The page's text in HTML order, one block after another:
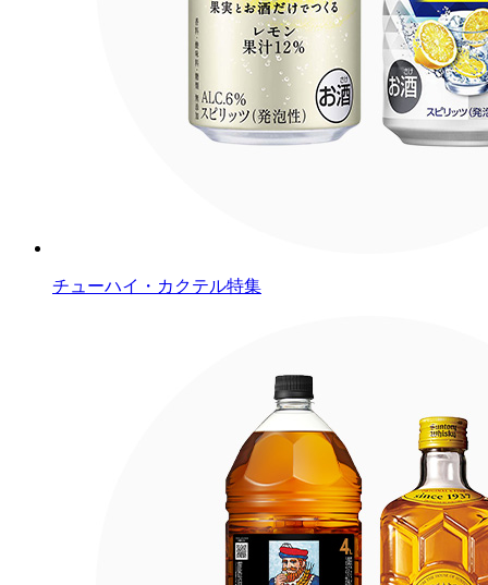
チューハイ・カクテル特集